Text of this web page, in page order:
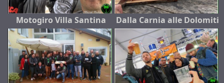
Motogiro Villa Santina Dalla Carnia alle Dolomiti